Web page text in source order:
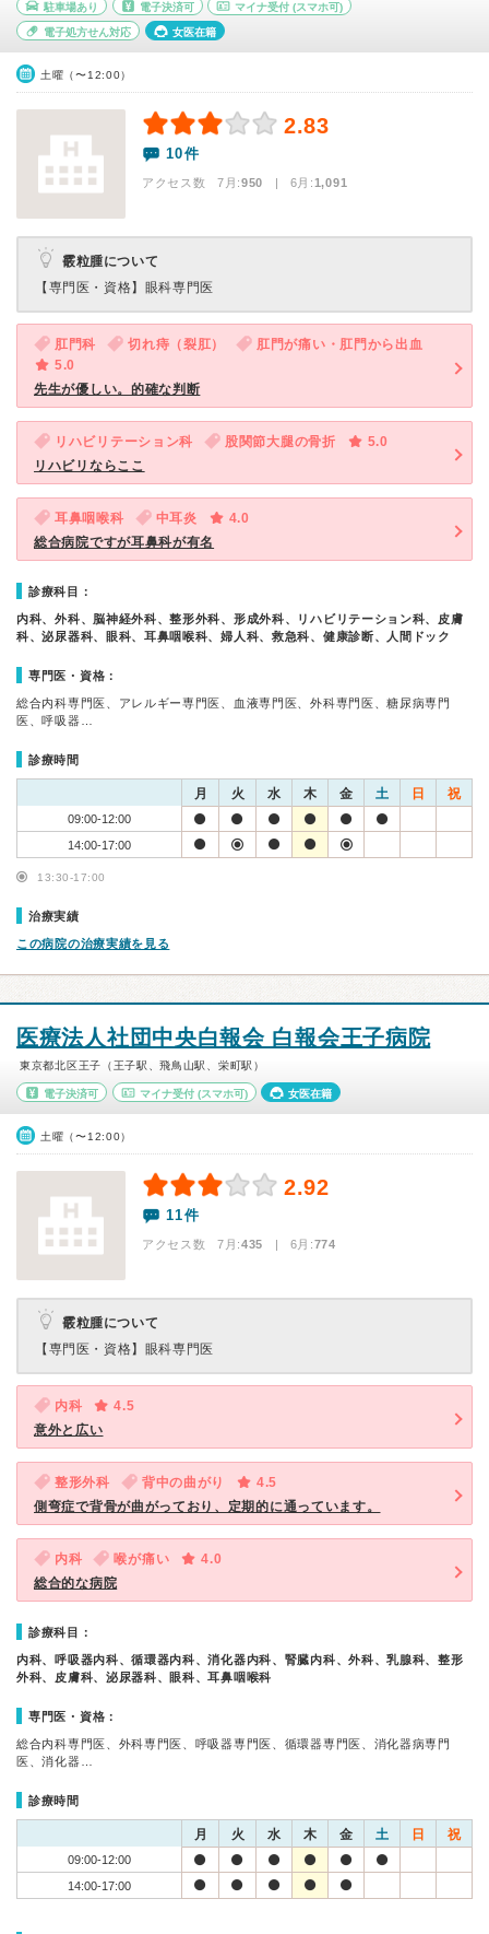
駐車場あり 電子決済可 マイナ受付 (スマホ可)
電子処方せん対応 女医在籍
土曜（〜12:00）
2.83
10件
アクセス数 7月:950 | 6月:1,091
霰粒腫について
【専門医・資格】 眼科専門医
肛門科 切れ痔（裂肛）
肛門が痛い・肛門から出血
5.0
先生が優しい。的確な判断
リハビリテーション科 股関節大腿の骨折
5.0
リハビリならここ
耳鼻咽喉科 中耳炎
4.0
総合病院ですが耳鼻科が有名
診療科目：
内科、外科、脳神経外科、整形外科、形成外科、リハビリテーション科、皮膚
科、泌尿器科、眼科、耳鼻咽喉科、婦人科、救急科、健康診断、人間ドック
専門医・資格：
総合内科専門医、アレルギー専門医、血液専門医、外科専門医、糖尿病専門
医、呼吸器…
診療時間
月 火 水 木 金 土 日 祝
09:00-12:00
14:00-17:00
13:30-17:00
治療実績
この病院の治療実績を見る
医療法人社団中央白報会 白報会王子病院
東京都北区王子（王子駅、飛鳥山駅、栄町駅）
電子決済可 マイナ受付(スマホ可) 女医在籍
土曜（〜12:00）
2.92
11件
アクセス数 7月:435 | 6月:774
霰粒腫について
【専門医・資格】 眼科専門医
内科
4.5
意外と広い
整形外科 背中の曲がり
4.5
側弯症で背骨が曲がっており、定期的に通っています。
内科 喉が痛い
4.0
総合的な病院
診療科目：
内科、呼吸器内科、循環器内科、消化器内科、腎臓内科、外科、乳腺科、整形
外科、皮膚科、泌尿器科、眼科、耳鼻咽喉科
専門医・資格：
総合内科専門医、外科専門医、呼吸器専門医、循環器専門医、消化器病専門
医、消化器…
診療時間
月 火 水 木 金 土 日 祝
09:00-12:00
14:00-17:00